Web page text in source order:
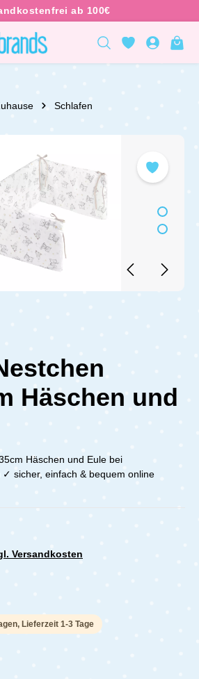
Schlafen
Häschen und
Häschen und Eule bei
sicher, einfach & bequem online
Versandkosten
von 0 von 5 Sternen
Lieferzeit 1-3 Tage